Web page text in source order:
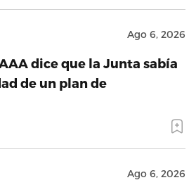
Ago 6, 2026
dice que la Junta sabía
de un plan de
Ago 6, 2026